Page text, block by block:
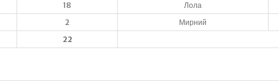
18 Лола
2 Мирний
22